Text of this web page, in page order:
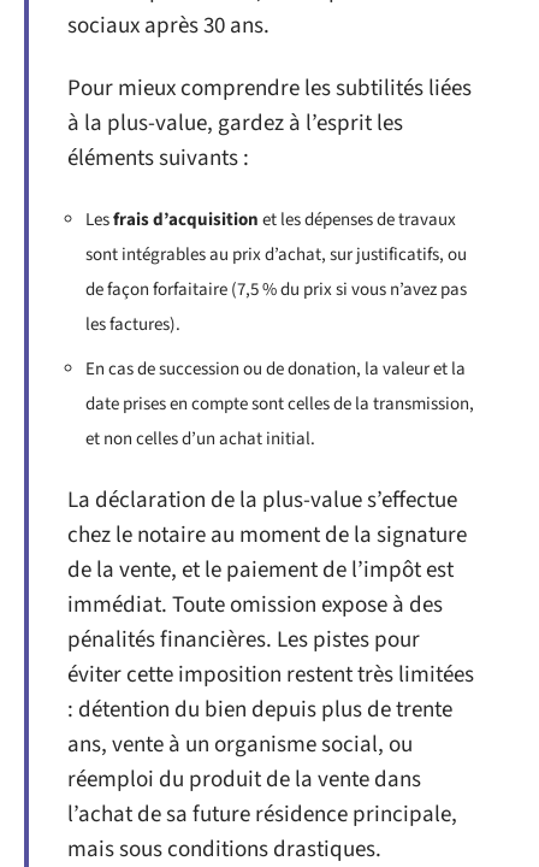
sociaux après 30 ans.
Pour mieux comprendre les subtilités liées
à la plus-value, gardez à l’esprit les
éléments suivants :
Lesfrais d’acquisitionet les dépenses de travaux
sont intégrables au prix d’achat, sur justificatifs, ou
de façon forfaitaire (7,5 % du prix si vous n’avez pas
les factures).
En cas de succession ou de donation, la valeur et la
date prises en compte sont celles de la transmission,
et non celles d’un achat initial.
La déclaration de la plus-value s’effectue
chez le notaire au moment de la signature
de la vente, et le paiement de l’impôt est
immédiat. Toute omission expose à des
pénalités financières. Les pistes pour
éviter cette imposition restent très limitées
: détention du bien depuis plus de trente
ans, vente à un organisme social, ou
réemploi du produit de la vente dans
l’achat de sa future résidence principale,
mais sous conditions drastiques.